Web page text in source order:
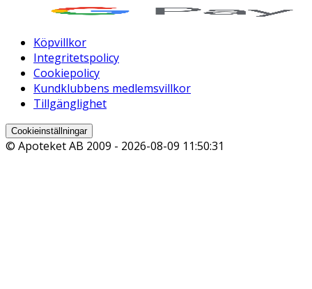
Köpvillkor
Integritetspolicy
Cookiepolicy
Kundklubbens medlemsvillkor
Tillgänglighet
Cookieinställningar
© Apoteket AB 2009 - 2026-08-09 11:50:31